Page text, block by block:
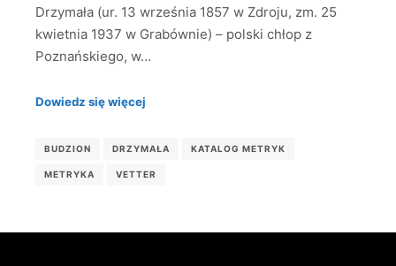
Drzymała (ur. 13 września 1857 w Zdroju, zm. 25
kwietnia 1937 w Grabównie) – polski chłop z
Poznańskiego, w…
Dowiedz się więcej
BUDZION DRZYMAŁA KATALOG METRYK
METRYKA VETTER